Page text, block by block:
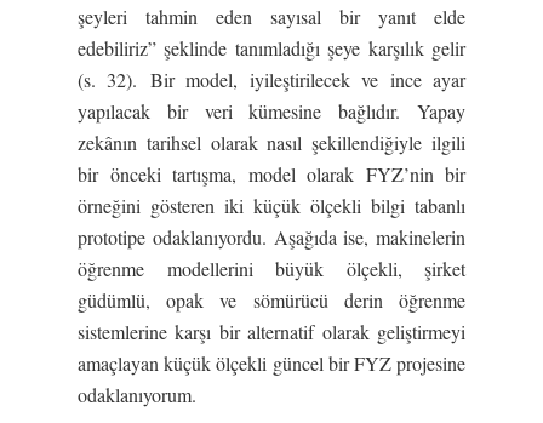
şeyleri tahmin eden sayısal bir yanıt elde
edebiliriz” şeklinde tanımladığı şeye karşılık gelir
(s. 32). Bir model, iyileştirilecek ve ince ayar
yapılacak bir veri kümesine bağlıdır. Yapay
zekânın tarihsel olarak nasıl şekillendiğiyle ilgili
bir önceki tartışma, model olarak FYZ’nin bir
örneğini gösteren iki küçük ölçekli bilgi tabanlı
prototipe odaklanıyordu. Aşağıda ise, makinelerin
öğrenme modellerini büyük ölçekli, şirket
güdümlü, opak ve sömürücü derin öğrenme
sistemlerine karşı bir alternatif olarak geliştirmeyi
amaçlayan küçük ölçekli güncel bir FYZ projesine
odaklanıyorum.